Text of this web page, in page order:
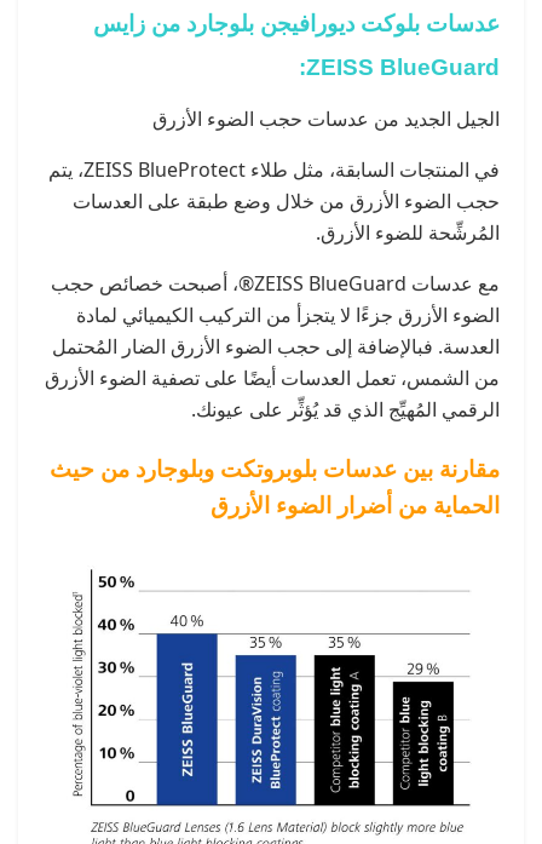
عدسات بلوكت ديورافيجن بلوجارد من زايس
ZEISS BlueGuard:
الجيل الجديد من عدسات حجب الضوء الأزرق
في المنتجات السابقة، مثل طلاء ZEISS BlueProtect، يتم
حجب الضوء الأزرق من خلال وضع طبقة على العدسات
المُرشِّحة للضوء الأزرق.
مع عدسات ZEISS BlueGuard®، أصبحت خصائص حجب
الضوء الأزرق جزءًا لا يتجزأ من التركيب الكيميائي لمادة
العدسة. فبالإضافة إلى حجب الضوء الأزرق الضار المُحتمل
من الشمس، تعمل العدسات أيضًا على تصفية الضوء الأزرق
الرقمي المُهيِّج الذي قد يُؤثِّر على عيونك.
مقارنة بين عدسات بلوبروتكت وبلوجارد من حيث
الحماية من أضرار الضوء الأزرق